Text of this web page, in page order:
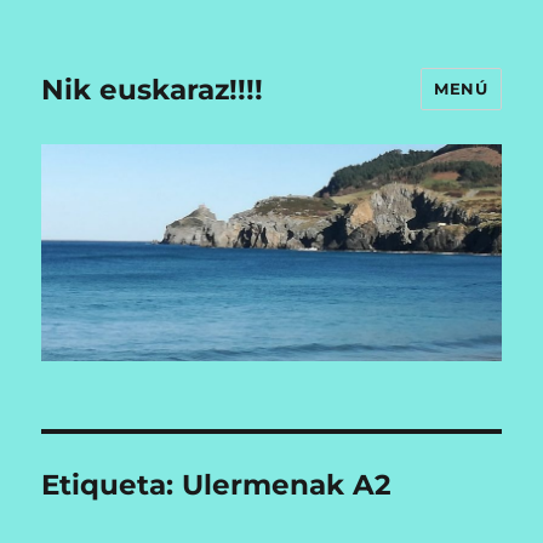
Nik euskaraz!!!! MENÚ
Etiqueta: Ulermenak A2